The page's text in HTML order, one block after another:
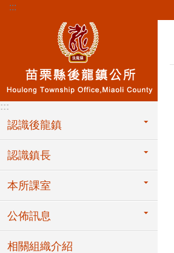
跳到主要內容區塊
:::
:::
認識後龍鎮
認識鎮長
本所課室
公佈訊息
相關組織介紹